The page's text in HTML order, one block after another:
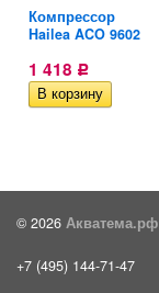
Компрессор
Hailea ACO 9602
1 418 Р
© 2026 Акватема.рф
+7 (495) 144-71-47